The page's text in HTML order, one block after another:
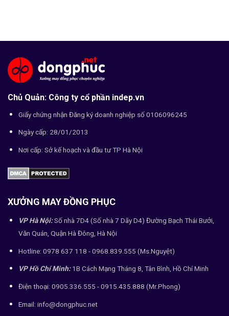
Chủ Quản: Công ty cổ phần indep.vn
Giấy chứng nhận Đăng ký doanh nghiệp số 0106096245
Ngày cấp: 28/01/2013
Nơi cấp: Sở kế hoạch và đầu tư TP Hà Nội
XƯỞNG MAY ĐỒNG PHỤC
VP Hà Nội:Số nhà 7D4 (Số nhà 7 Dãy D4) Đường Bạch Thái Bưởi,
Văn Quán, Quận Hà Đông, Hà Nội
Hotline: 0978 637 118 - 0968.839.555 (Ms.Nguyệt)
VP Hồ Chí Minh:1B Cách Mạng Tháng 8, Tân Bình, Hồ Chí Minh
Điện thoại: 0905.336.555 - 0915.435.888 (Mr.Phong)
Email: info@dongphuc.net